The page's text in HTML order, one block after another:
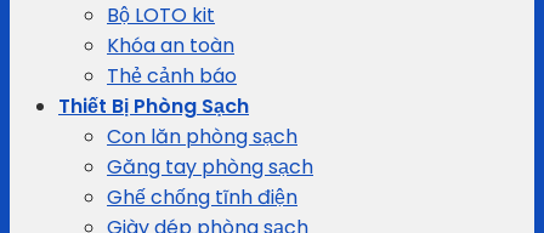
Bộ LOTO kit
Khóa an toàn
Thẻ cảnh báo
Thiết Bị Phòng Sạch
Con lăn phòng sạch
Găng tay phòng sạch
Ghế chống tĩnh điện
Giày dép phòng sạch